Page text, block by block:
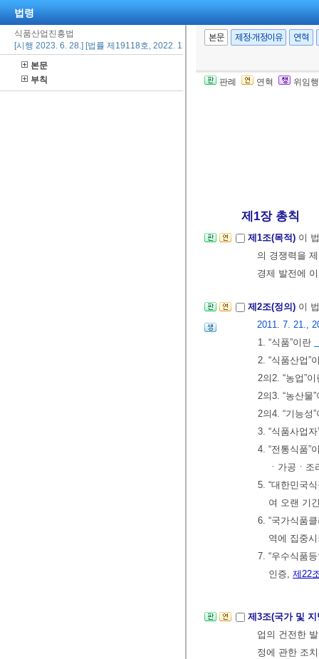
법령
식품산업진흥법
[시행 2023. 6. 28.] [법률 제19118호, 2022. 12. 27., 일부개정]
본문
부칙
본문 제정·개정이유 연혁
판례 연혁 위임
제1장 총칙
제1조(목적) 이
의 경쟁력을
경제 발전에
제2조(정의) 이
2011. 7. 21.,
1. “식품”이란
2. “식품산업”
2의2. “농업”
2의3. “농산물
2의4. “기능성
3. “식품사업
4. “전통식품”
ㆍ가공ㆍ
5. “대한민국
여 오랜 기
6. “국가식품
역에 집중
7. “우수식품
인증, 제22
제3조(국가 및
업의 건전한
정에 관한 조